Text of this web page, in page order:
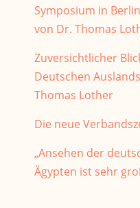
Symposium in
von Dr. Thomas
Zuversichtlicher
Deutschen
Thomas Lother
Die neue
„Ansehen der
Ägypten ist sehr